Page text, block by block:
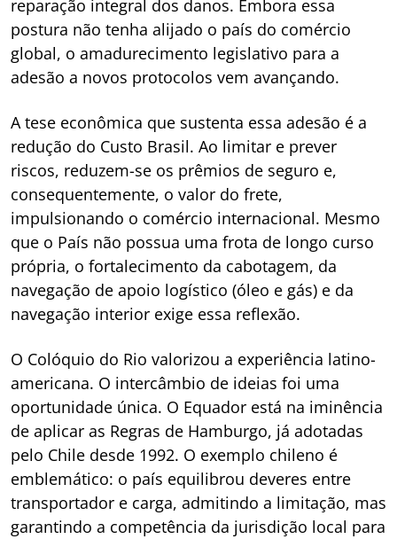
reparação integral dos danos. Embora essa
postura não tenha alijado o país do comércio
global, o amadurecimento legislativo para a
adesão a novos protocolos vem avançando.
A tese econômica que sustenta essa adesão é a
redução do Custo Brasil. Ao limitar e prever
riscos, reduzem-se os prêmios de seguro e,
consequentemente, o valor do frete,
impulsionando o comércio internacional. Mesmo
que o País não possua uma frota de longo curso
própria, o fortalecimento da cabotagem, da
navegação de apoio logístico (óleo e gás) e da
navegação interior exige essa reflexão.
O Colóquio do Rio valorizou a experiência latino-
americana. O intercâmbio de ideias foi uma
oportunidade única. O Equador está na iminência
de aplicar as Regras de Hamburgo, já adotadas
pelo Chile desde 1992. O exemplo chileno é
emblemático: o país equilibrou deveres entre
transportador e carga, admitindo a limitação, mas
garantindo a competência da jurisdição local para